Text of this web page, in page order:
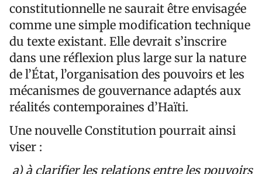
constitutionnelle ne saurait être envisagée
comme une simple modification technique
du texte existant. Elle devrait s’inscrire
dans une réflexion plus large sur la nature
de l’État, l’organisation des pouvoirs et les
mécanismes de gouvernance adaptés aux
réalités contemporaines d’Haïti.
Une nouvelle Constitution pourrait ainsi
viser :
a) à clarifier les relations entre les pouvoirs